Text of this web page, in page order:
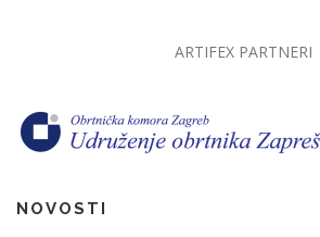
ARTIFEX PARTNERI
NOVOSTI